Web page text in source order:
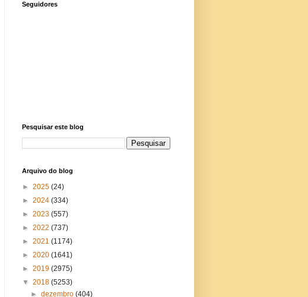
Seguidores
Pesquisar este blog
Arquivo do blog
► 2025 (24)
► 2024 (334)
► 2023 (557)
► 2022 (737)
► 2021 (1174)
► 2020 (1641)
► 2019 (2975)
▼ 2018 (5253)
►dezembro(404)